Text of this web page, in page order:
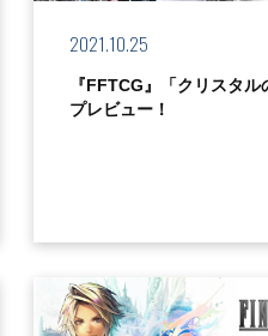
2021.10.25
『FFTCG』「クリスタル
プレビュー！